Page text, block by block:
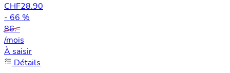
CHF28.90
- 66 %
86.–
/mois
À saisir
Détails